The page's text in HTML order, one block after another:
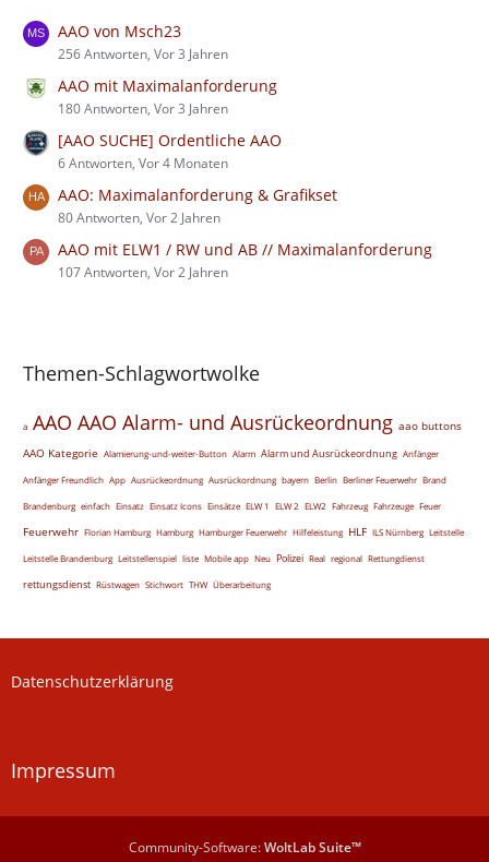
AAO von Msch23
256 Antworten, Vor 3 Jahren
AAO mit Maximalanforderung
180 Antworten, Vor 3 Jahren
[AAO SUCHE] Ordentliche AAO
6 Antworten, Vor 4 Monaten
AAO: Maximalanforderung & Grafikset
80 Antworten, Vor 2 Jahren
AAO mit ELW1 / RW und AB // Maximalanforderung
107 Antworten, Vor 2 Jahren
Themen-Schlagwortwolke
a AAO AAO Alarm- und Ausrückeordnung aao buttons
AAO Kategorie Alamierung-und-weiter-Button Alarm Alarm und Ausrückeordnung Anfänger
Anfänger Freundlich App Ausrückeordnung Ausrückordnung bayern Berlin Berliner Feuerwehr Brand
Brandenburg einfach Einsatz Einsatz Icons Einsätze ELW 1 ELW 2 ELW2 Fahrzeug Fahrzeuge Feuer
Feuerwehr Florian Hamburg Hamburg Hamburger Feuerwehr Hilfeleistung HLF ILS Nürnberg Leitstelle
Leitstelle Brandenburg Leitstellenspiel liste Mobile app Neu Polizei Real regional Rettungdienst
rettungsdienst Rüstwagen Stichwort THW Überarbeitung
Datenschutzerklärung
Impressum
Community-Software:WoltLab Suite™